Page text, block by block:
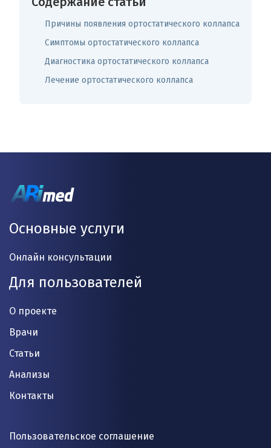
Причины появления ортостатического коллапса
Симптомы ортостатического коллапса
Диагностика ортостатического коллапса
Лечение ортостатического коллапса
Основные услуги
Онлайн консультации
Для пользователей
О проекте
Врачи
Статьи
Анализы
Контакты
Пользовательское соглашение